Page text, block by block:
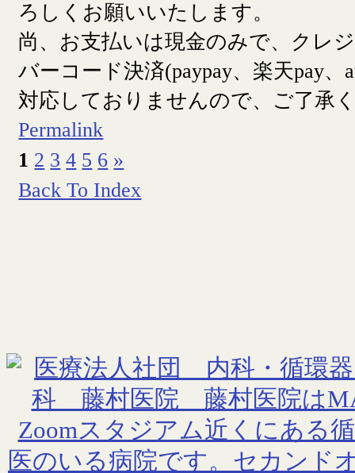
ろしくお願いいたします。
尚、お支払いは現金のみで、クレ
バーコード決済(paypay、楽天pay、
対応しておりませんので、ご了承
Permalink
1 2 3 4 5 6 »
Back To Index